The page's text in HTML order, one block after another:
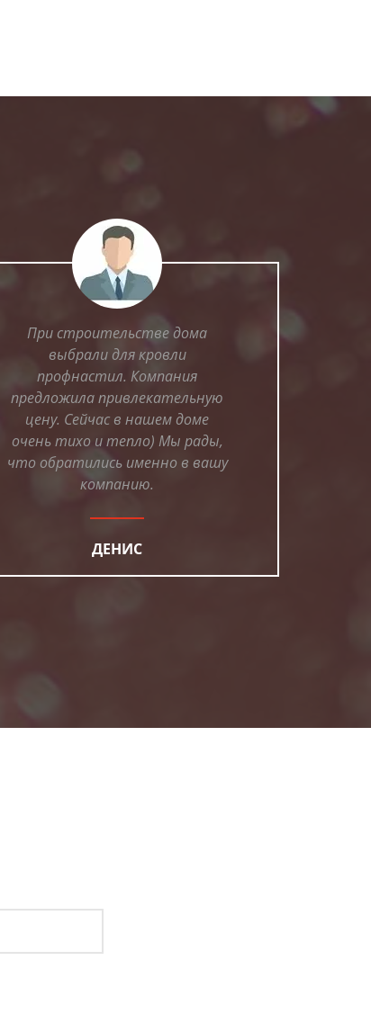
При строительстве дома
выбрали для кровли
профнастил. Компания
предложила привлекательную
цену. Сейчас в нашем доме
очень тихо и тепло) Мы рады,
что обратились именно в вашу
компанию.
ДЕНИС